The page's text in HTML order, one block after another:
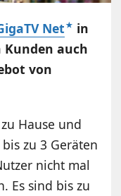
Net
in
auch
von
Hause und
zu 3 Geräten
nicht mal
Es sind bis zu